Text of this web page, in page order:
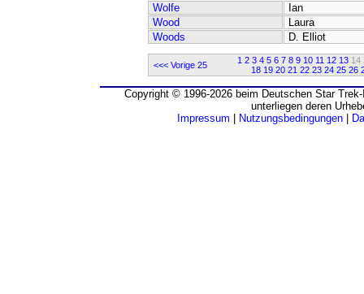
Wolfe
Ian
Wood
Laura
Woods
D. Elliot
<<< Vorige 25 1 2 3 4 5 6 7 8 9 10 11 12 13 14
18 19 20 21 22 23 24 25 26
Copyright © 1996-2026 beim Deutschen Star
unterliegen deren
Impressum
Nutzungsbedingungen